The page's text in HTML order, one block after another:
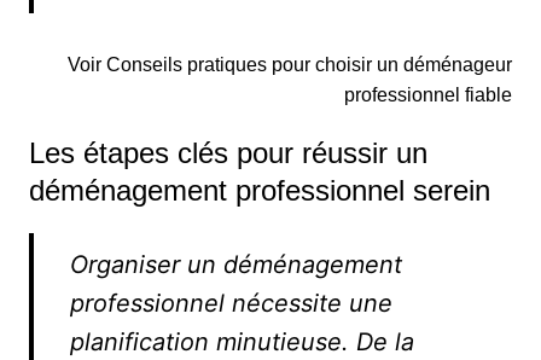
Voir Conseils pratiques pour choisir un déménageur
professionnel fiable
Les étapes clés pour réussir un
déménagement professionnel serein
Organiser un déménagement
professionnel nécessite une
planification minutieuse. De la